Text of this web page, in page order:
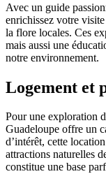
Avec un guide
enrichissez votre
la flore locales. Ces
mais aussi une
notre environnement.
Logement et
Pour une exploration
Guadeloupe offre un
d’intérêt, cette
attractions naturelles
constitue une base